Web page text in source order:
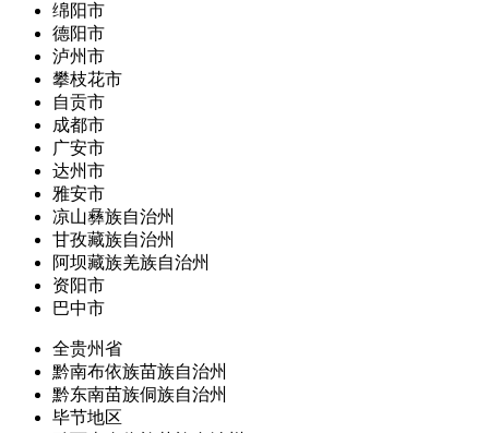
绵阳市
德阳市
泸州市
攀枝花市
自贡市
成都市
广安市
达州市
雅安市
凉山彝族自治州
甘孜藏族自治州
阿坝藏族羌族自治州
资阳市
巴中市
全贵州省
黔南布依族苗族自治州
黔东南苗族侗族自治州
毕节地区